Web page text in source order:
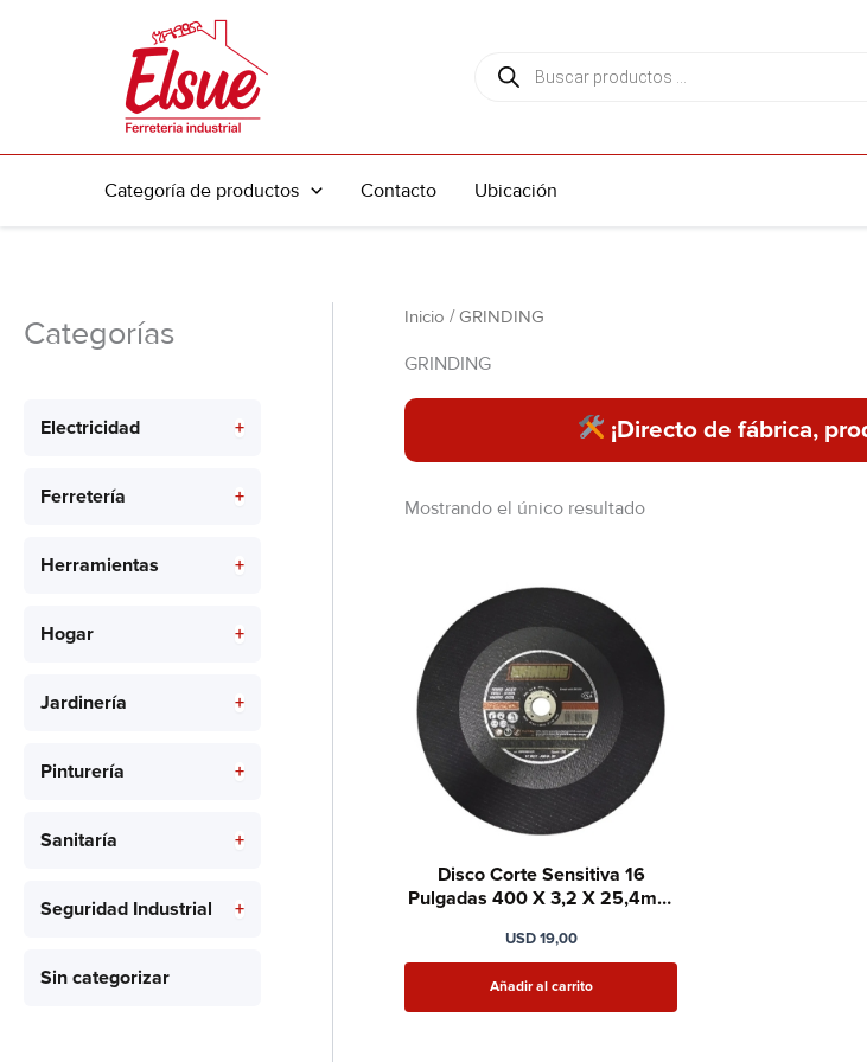
Categoría de productos Contacto Ubicación
Categorías
Electricidad +
Ferretería +
Herramientas +
Hogar +
Jardinería +
Pinturería +
Sanitaría +
Seguridad Industrial +
Sin categorizar
Inicio / GRINDING
GRINDING
¡Directo de fábrica,
Mostrando el único resultado
Disco Corte Sensitiva 16
Pulgadas 400 X 3,2 X 25,4mm
USD19,00
Añadir al carrito